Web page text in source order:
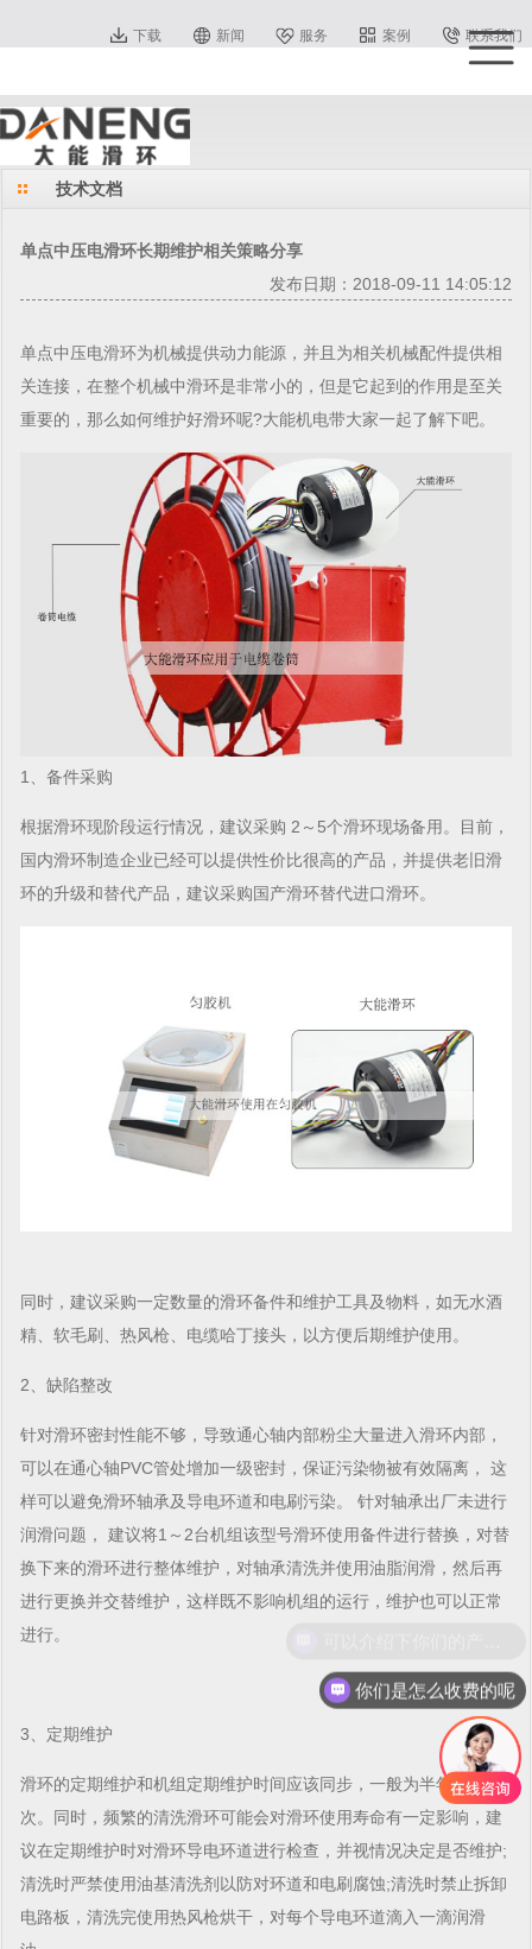
下载 新闻 服务 案例 联系我们
技术文档
单点中压电滑环长期维护相关策略分享
发布日期：2018-09-11 14:05:12
单点中压电滑环为机械提供动力能源，并且为相关机械配件提供相
关连接，在整个机械中滑环是非常小的，但是它起到的作用是至关
重要的，那么如何维护好滑环呢?大能机电带大家一起了解下吧。
1、备件采购
根据滑环现阶段运行情况，建议采购 2～5个滑环现场备用。目前，
国内滑环制造企业已经可以提供性价比很高的产品，并提供老旧滑
环的升级和替代产品，建议采购国产滑环替代进口滑环。
同时，建议采购一定数量的滑环备件和维护工具及物料，如无水酒
精、软毛刷、热风枪、电缆哈丁接头，以方便后期维护使用。
2、缺陷整改
针对滑环密封性能不够，导致通心轴内部粉尘大量进入滑环内部，
可以在通心轴PVC管处增加一级密封，保证污染物被有效隔离， 这
样可以避免滑环轴承及导电环道和电刷污染。 针对轴承出厂未进行
润滑问题， 建议将1～2台机组该型号滑环使用备件进行替换，对替
换下来的滑环进行整体维护，对轴承清洗并使用油脂润滑，然后再
进行更换并交替维护，这样既不影响机组的运行，维护也可以正常
进行。
3、定期维护
滑环的定期维护和机组定期维护时间应该同步，一般为半年进行一
次。同时，频繁的清洗滑环可能会对滑环使用寿命有一定影响，建
议在定期维护时对滑环导电环道进行检查，并视情况决定是否维护;
清洗时严禁使用油基清洗剂以防对环道和电刷腐蚀;清洗时禁止拆卸
电路板，清洗完使用热风枪烘干，对每个导电环道滴入一滴润滑
你们是怎么收费的呢